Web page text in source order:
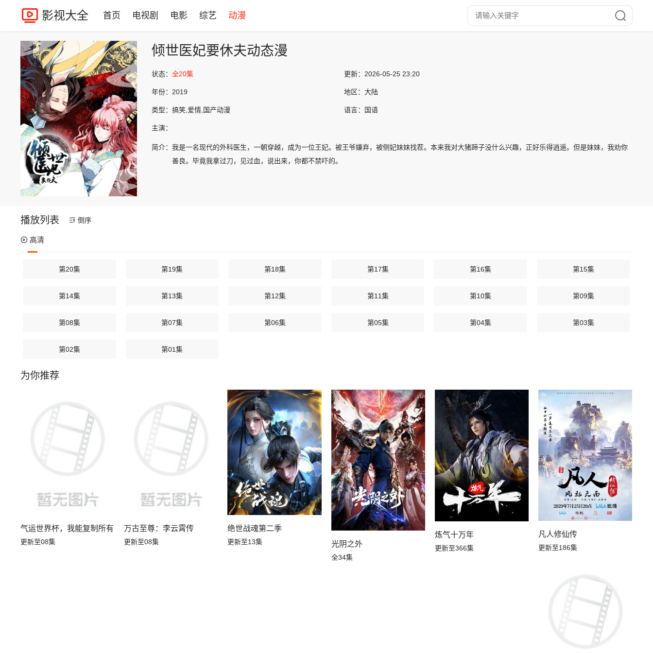
影视大全 首页 电视剧 电影 综艺 动漫
倾世医妃要休夫动态漫
状态： 全20集 更新： 2026-05-25 23:20
年份： 2019 地区： 大陆
类型： 搞笑,爱情,国产动漫 语言： 国语
主演：
简介： 我是一名现代的外科医生，一朝穿越，成为一位王妃。被王爷嫌弃，被侧妃妹妹找茬。本来我对大猪蹄子没什么兴趣，正好乐得逍遥。但是妹妹，我劝你
善良。毕竟我拿过刀，见过血，说出来，你都不禁吓的。
播放列表 倒序
高清
第20集 第19集 第18集 第17集 第16集 第15集
第14集 第13集 第12集 第11集 第10集 第09集
第08集 第07集 第06集 第05集 第04集 第03集
第02集 第01集
为你推荐
气运世界杯，我能复制所有球星技能
更新至08集
万古至尊：李云霄传
更新至08集
绝世战魂第二季
更新至13集 光阴之外
全34集
炼气十万年
更新至366集
凡人修仙传
更新至186集